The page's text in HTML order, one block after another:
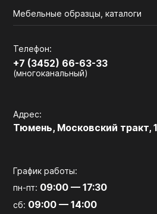
Мебельные образцы, каталоги
Телефон:
+7 (3452) 66-63-33
(многоканальный)
Адрес:
Тюмень, Московский тракт,
График работы:
пн-пт: 09:00 — 17:30
сб: 09:00 — 14:00